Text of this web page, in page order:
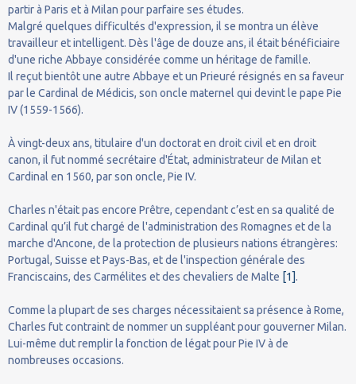
partir à Paris et à Milan pour parfaire ses études.
Malgré quelques difficultés d'expression, il se montra un élève
travailleur et intelligent. Dès l'âge de douze ans, il était bénéficiaire
d'une riche Abbaye considérée comme un héritage de famille.
Il reçut bientôt une autre Abbaye et un Prieuré résignés en sa faveur
par le Cardinal de Médicis, son oncle maternel qui devint le pape Pie
IV (1559-1566).
À vingt-deux ans, titulaire d'un doctorat en droit civil et en droit
canon, il fut nommé secrétaire d'État, administrateur de Milan et
Cardinal en 1560, par son oncle, Pie IV.
Charles n'était pas encore Prêtre, cependant c’est en sa qualité de
Cardinal qu’il fut chargé de l'administration des Romagnes et de la
marche d'Ancone, de la protection de plusieurs nations étrangères:
Portugal, Suisse et Pays-Bas, et de l'inspection générale des
Franciscains, des Carmélites et des chevaliers de Malte [1].
Comme la plupart de ses charges nécessitaient sa présence à Rome,
Charles fut contraint de nommer un suppléant pour gouverner Milan.
Lui-même dut remplir la fonction de légat pour Pie IV à de
nombreuses occasions.